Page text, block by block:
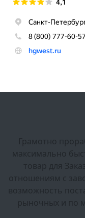
Грамотно
максимально
товар для
отношениям с
возможность
рыночных и по